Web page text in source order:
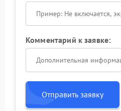
Комментарий к заявке:
Отправить заявку